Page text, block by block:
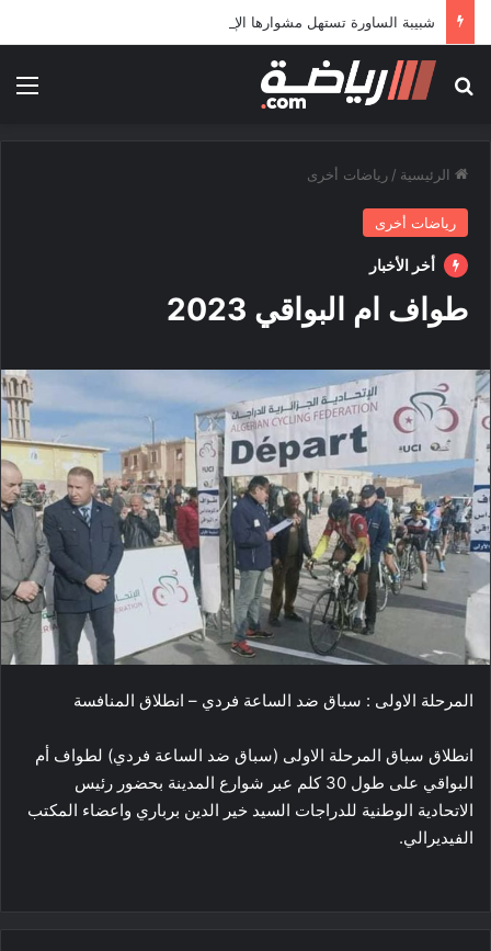
شبيبة الساورة تستهل مشوارها الإفريقي بمواجهة حافيا كوناكري
بحث عن
الرئيسية / رياضات أخرى
رياضات أخرى
أخر الأخبار
طواف ام البواقي 2023
المرحلة الاولى : سباق ضد الساعة فردي – انطلاق المنافسة
انطلاق سباق المرحلة الاولى (سباق ضد الساعة فردي) لطواف أم
البواقي على طول 30 كلم عبر شوارع المدينة بحضور رئيس
الاتحادية الوطنية للدراجات السيد خير الدين برباري واعضاء المكتب
الفيديرالي.